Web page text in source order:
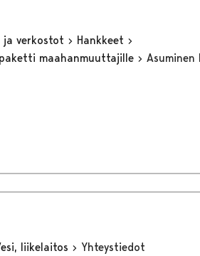
ja verkostot
Hankkeet
maahanmuuttajille Asuminen
liikelaitos Yhteystiedot